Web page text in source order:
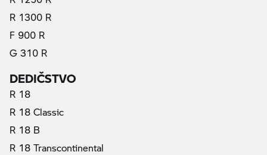
R 1300 R
F 900 R
G 310 R
DEDIČSTVO
R 18
R 18 Classic
R 18 B
R 18 Transcontinental